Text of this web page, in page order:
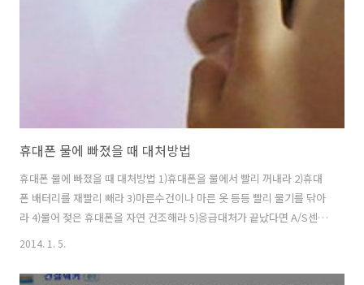
휴대폰 물에 빠졌을 때 대처방법
휴대폰 물에 빠졌을 때 대처방법 1)휴대폰을 물에서 빨리 꺼내라 2)휴대
폰 배터리를 재빨리 빼라 3)마른수건이나 마른 옷 등등 빨리 물기를 닦아
라 4)물어 젖은 휴대폰을 자연 건조해라 5)응급대처가 끝났다면 A/S센터
에 빨리 가라 휴대폰이 물에 빠졌을 때 해서는 안되는 것 물에 빠진 휴대
대로 해서는 안됩니다. (휴대폰 사망의 지름길) 드라이기로 말린다?
2014. 1. 5.